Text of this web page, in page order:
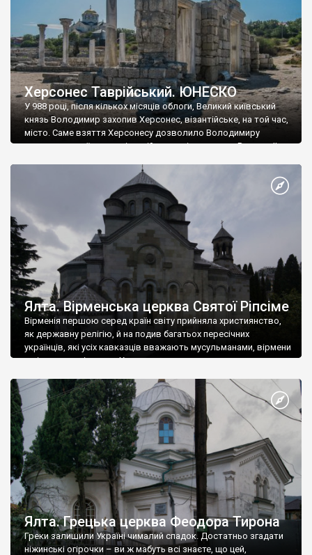
Херсонес Таврійський. ЮНЕСКО
У 988 році, після кількох місяців облоги, Великий київський
князь Володимир захопив Херсонес, візантійське, на той час,
місто. Саме взяття Херсонесу дозволило Володимиру
диктувати свої умови візантійському імператору Василю ІІ, та
Херсонесі Володимир-язичник, став Василем-християнином.
А потім було Хрещення Русі. На честь Херсонесу Таврійського
Ялта. Вірменська церква Святої Ріпсіме
Вірменія першою серед країн світу прийняла християнство,
як державну релігію, й на подив багатьох пересічних
українців, які усіх кавказців вважають мусульманами, вірмени
є відданими вірянами Христа
Ялта. Грецька церква Феодора Тирона
Греки залишили Україні чималий спадок. Достатньо згадати
ніжинські огірочки – ви ж мабуть всі знаєте, що цей,